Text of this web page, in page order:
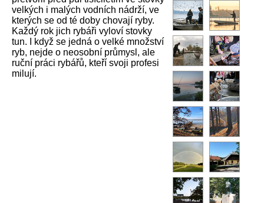
velkých i malých vodních nádrží, ve
kterých se od té doby chovají ryby.
Každý rok jich rybáři vyloví stovky
tun. I když se jedná o velké množství
ryb, nejde o neosobní průmysl, ale
ruční práci rybářů, kteří svoji profesi
milují.